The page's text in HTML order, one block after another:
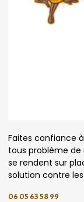
Faites confiance
tous problème de
se rendent sur
solution contre les
06 05 63 58 99